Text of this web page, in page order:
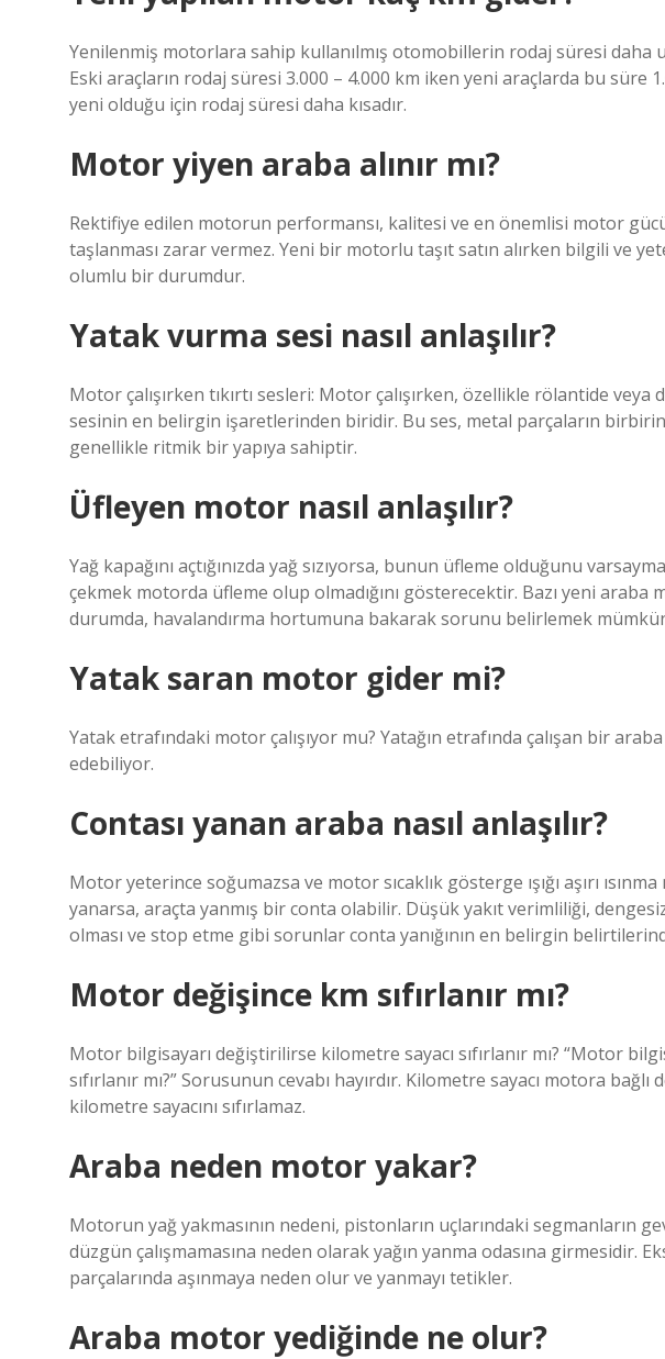
Yenilenmiş motorlara sahip kullanılmış otomobillerin rodaj süresi daha
Eski araçların rodaj süresi 3.000 – 4.000 km iken yeni araçlarda bu süre
yeni olduğu için rodaj süresi daha kısadır.
Motor yiyen araba alınır mı?
Rektifiye edilen motorun performansı, kalitesi ve en önemlisi motor
taşlanması zarar vermez. Yeni bir motorlu taşıt satın alırken bilgili ve
olumlu bir durumdur.
Yatak vurma sesi nasıl anlaşılır?
Motor çalışırken tıkırtı sesleri: Motor çalışırken, özellikle rölantide veya
sesinin en belirgin işaretlerinden biridir. Bu ses, metal parçaların
genellikle ritmik bir yapıya sahiptir.
Üfleyen motor nasıl anlaşılır?
Yağ kapağını açtığınızda yağ sızıyorsa, bunun üfleme olduğunu
çekmek motorda üfleme olup olmadığını gösterecektir. Bazı yeni
durumda, havalandırma hortumuna bakarak sorunu belirlemek
Yatak saran motor gider mi?
Yatak etrafındaki motor çalışıyor mu? Yatağın etrafında çalışan bir
edebiliyor.
Contası yanan araba nasıl anlaşılır?
Motor yeterince soğumazsa ve motor sıcaklık gösterge ışığı aşırı
yanarsa, araçta yanmış bir conta olabilir. Düşük yakıt verimliliği,
olması ve stop etme gibi sorunlar conta yanığının en belirgin
Motor değişince km sıfırlanır mı?
Motor bilgisayarı değiştirilirse kilometre sayacı sıfırlanır mı? “Motor
sıfırlanır mı?” Sorusunun cevabı hayırdır. Kilometre sayacı motora
kilometre sayacını sıfırlamaz.
Araba neden motor yakar?
Motorun yağ yakmasının nedeni, pistonların uçlarındaki segmanların
düzgün çalışmamasına neden olarak yağın yanma odasına girmesidir.
parçalarında aşınmaya neden olur ve yanmayı tetikler.
Araba motor yediğinde ne olur?